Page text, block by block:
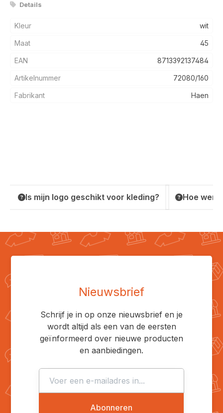
Details
Kleur wit
Maat 45
EAN 8713392137484
Artikelnummer 72080/160
Fabrikant Haen
Is mijn logo geschikt voor kleding? Hoe
Nieuwsbrief
Schrijf je in op onze nieuwsbrief en je
wordt altijd als een van de eersten
geïnformeerd over nieuwe producten
en aanbiedingen.
Abonneren